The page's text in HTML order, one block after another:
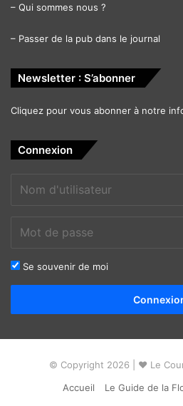
– Qui sommes nous ?
– Passer de la pub dans le journal
Newsletter : S’abonner
Cliquez pour vous abonner à notre
Connexion
Se souvenir de moi
© Copyright 2026 | ❤ Le
Accueil
Le Guide de la